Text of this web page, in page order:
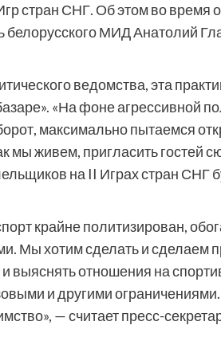
стран СНГ. Об этом во время
белорусского МИД Анатолий
ведомства, эта
«На фоне агрессивной
максимально пытаемся
мы живем, пригласить гостей
на II Играх стран СНГ
крайне политизирован,
Мы хотим сделать и сделаем
выяснять отношения на
и другими
— считает пресс-